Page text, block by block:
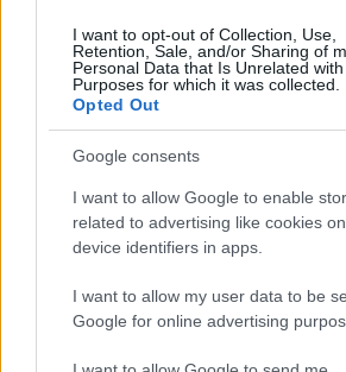
I want to opt-out of Collection, Use,
Retention, Sale, and/or Sharing of
Personal Data that Is Unrelated
Purposes for which it was collected.
Opted Out
Google consents
I want to allow Google to enable
related to advertising like cookies
device identifiers in apps.
I want to allow my user data to be
Google for online advertising